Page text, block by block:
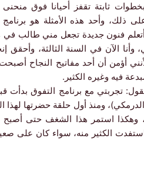
ثابتة تقفز أحيانا فوق
ذلك، وأحد هذه الأمثلة هو
فنون جديدة تجعل مني طالب
الآن في السنة الثالثة، وأحقق
أؤمن أن أحد مفاتيح النجاح
فيه وغيره الكثير.
تجربتي مع برنامج التفوق بدأت
ومنذ أول حلقة حضرتها لهذا
وهكذا استمر هذا الشغف حتى أصبح
استفدت الكثير منه، سواء كان على